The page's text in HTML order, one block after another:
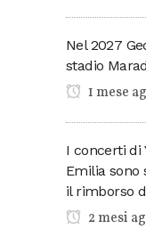
Nel 2027
stadio
1 mese
I concerti di
Emilia sono
il rimborso
2 mesi